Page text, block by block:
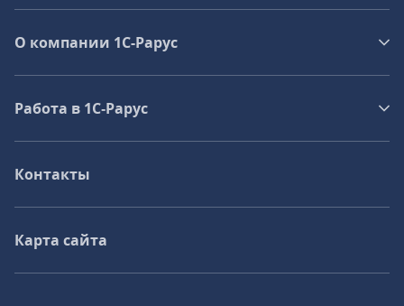
О компании 1C-Рарус
Работа в 1С‑Рарус
Контакты
Карта сайта